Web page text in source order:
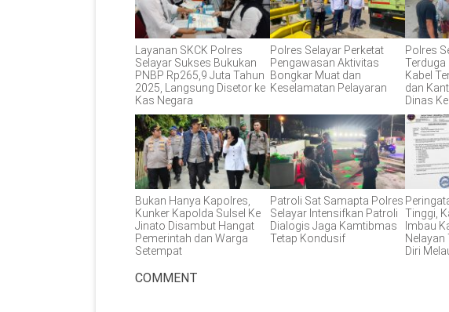
Layanan SKCK Polres
Selayar Sukses Bukukan
PNBP Rp265,9 Juta Tahun
2025, Langsung Disetor ke
Kas Negara
Polres Selayar Perketat
Pengawasan Aktivitas
Bongkar Muat dan
Keselamatan Pelayaran
Polres
Terduga
Kabel
dan
Dinas
Bukan Hanya Kapolres,
Kunker Kapolda Sulsel Ke
Jinato Disambut Hangat
Pemerintah dan Warga
Setempat
Patroli Sat Samapta Polres
Selayar Intensifkan Patroli
Dialogis Jaga Kamtibmas
Tetap Kondusif
Tinggi,
Imbau
Nelayan
Diri
COMMENT